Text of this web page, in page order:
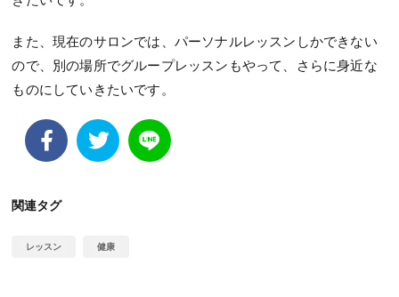
また、現在のサロンでは、パーソナルレッスンしかできない
ので、別の場所でグループレッスンもやって、さらに身近な
ものにしていきたいです。
関連タグ
レッスン 健康